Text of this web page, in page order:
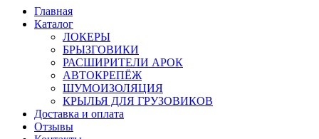
Главная
Каталог
ЛОКЕРЫ
БРЫЗГОВИКИ
РАСШИРИТЕЛИ АРОК
АВТОКРЕПЁЖ
ШУМОИЗОЛЯЦИЯ
КРЫЛЬЯ ДЛЯ ГРУЗОВИКОВ
Доставка и оплата
Отзывы